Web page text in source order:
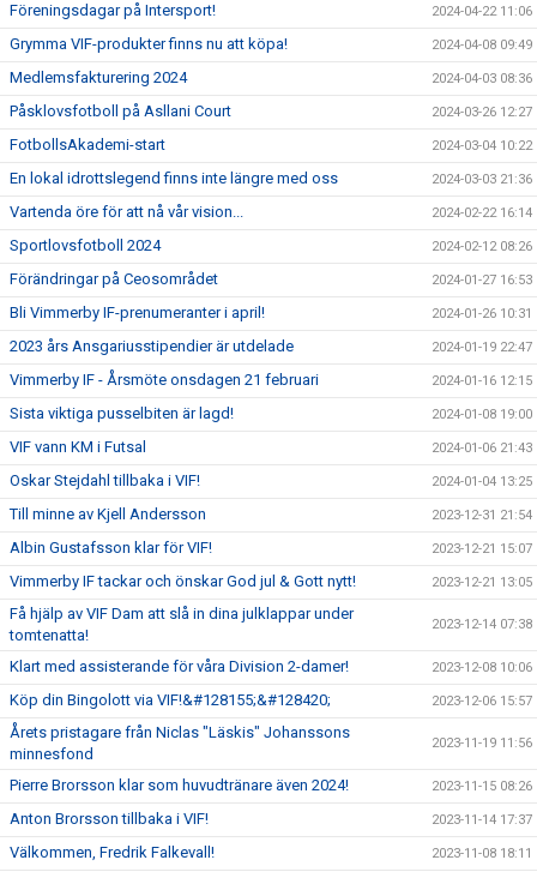
Föreningsdagar på Intersport! 2024-04-22 11:06
Grymma VIF-produkter finns nu att köpa! 2024-04-08 09:49
Medlemsfakturering 2024 2024-04-03 08:36
Påsklovsfotboll på Asllani Court 2024-03-26 12:27
FotbollsAkademi-start 2024-03-04 10:22
En lokal idrottslegend finns inte längre med oss 2024-03-03 21:36
Vartenda öre för att nå vår vision... 2024-02-22 16:14
Sportlovsfotboll 2024 2024-02-12 08:26
Förändringar på Ceosområdet 2024-01-27 16:53
Bli Vimmerby IF-prenumeranter i april! 2024-01-26 10:31
2023 års Ansgariusstipendier är utdelade 2024-01-19 22:47
Vimmerby IF - Årsmöte onsdagen 21 februari 2024-01-16 12:15
Sista viktiga pusselbiten är lagd! 2024-01-08 19:00
VIF vann KM i Futsal 2024-01-06 21:43
Oskar Stejdahl tillbaka i VIF! 2024-01-04 13:25
Till minne av Kjell Andersson 2023-12-31 21:54
Albin Gustafsson klar för VIF! 2023-12-21 15:07
Vimmerby IF tackar och önskar God jul & Gott nytt! 2023-12-21 13:05
Få hjälp av VIF Dam att slå in dina julklappar under
tomtenatta!
2023-12-14 07:38
Klart med assisterande för våra Division 2-damer! 2023-12-08 10:06
Köp din Bingolott via VIF!&#128155;&#128420; 2023-12-06 15:57
Årets pristagare från Niclas "Läskis" Johanssons
minnesfond
2023-11-19 11:56
Pierre Brorsson klar som huvudtränare även 2024! 2023-11-15 08:26
Anton Brorsson tillbaka i VIF! 2023-11-14 17:37
Välkommen, Fredrik Falkevall! 2023-11-08 18:11